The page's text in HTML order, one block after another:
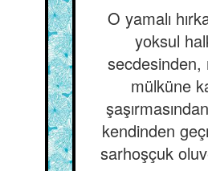
O yamalı
yoksul
secdesinden,
mülküne
kendinden
sarhoşçuk